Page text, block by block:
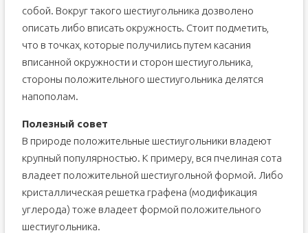
собой. Вокруг такого шестиугольника дозволено
описать либо вписать окружность. Стоит подметить,
что в точках, которые получились путем касания
вписанной окружности и сторон шестиугольника,
стороны положительного шестиугольника делятся
напополам.
Полезный совет
В природе положительные шестиугольники владеют
крупный популярностью. К примеру, вся пчелиная сота
владеет положительной шестиугольной формой. Либо
кристаллическая решетка графена (модификация
углерода) тоже владеет формой положительного
шестиугольника.